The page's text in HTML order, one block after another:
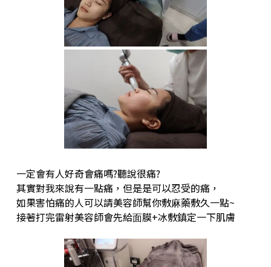
⼀定會有⼈好奇會痛嗎?聽說很痛?
其實對我來說有⼀點痛，但是是可以忍受的痛，
如果害怕痛的⼈可以請美容師幫你敷⿇藥敷久⼀點~
接著打完雷射美容師會先給⾯膜+冰敷鎮定⼀下肌膚